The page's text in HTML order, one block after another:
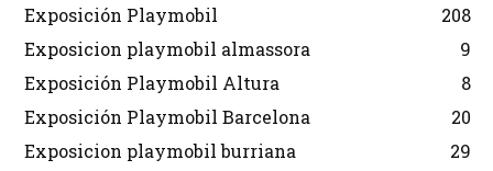
Exposición Playmobil
208
Exposicion playmobil almassora
9
Exposición Playmobil Altura
8
Exposición Playmobil Barcelona
20
Exposicion playmobil burriana
29